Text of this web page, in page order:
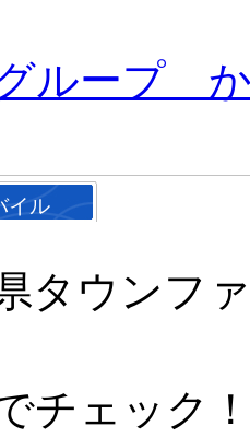
ループ
イル
タウンフ
チェック